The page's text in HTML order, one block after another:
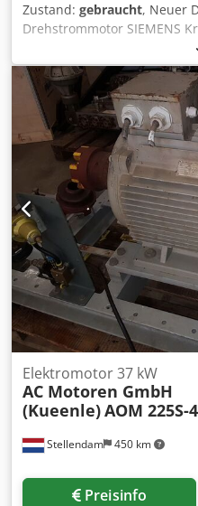
Zustand: gebraucht, Neuer
Drehstrommotor SIEMENS
Käfigläufer, Asynchronmotor
Bauform V1 Baugröße 200L
Motordrehzahl 2955 U/min.
Motorleistung 37 kW
Wellendurchmesser Ø 55
Keilnutbreite in der Welle 16
400 mm
mm - Flanschmotor mit 4
mm Baulänge
Baulänge Motorgehäuse mit
Platzbedarf L x B x H 740 x
kg sehr guter Zustand -
Lagerauflösung
Stellendam 450 km
Elektromotor 37 kW
AC Motoren GmbH
(Kueenle)AOM 225S-4
Preisinfo